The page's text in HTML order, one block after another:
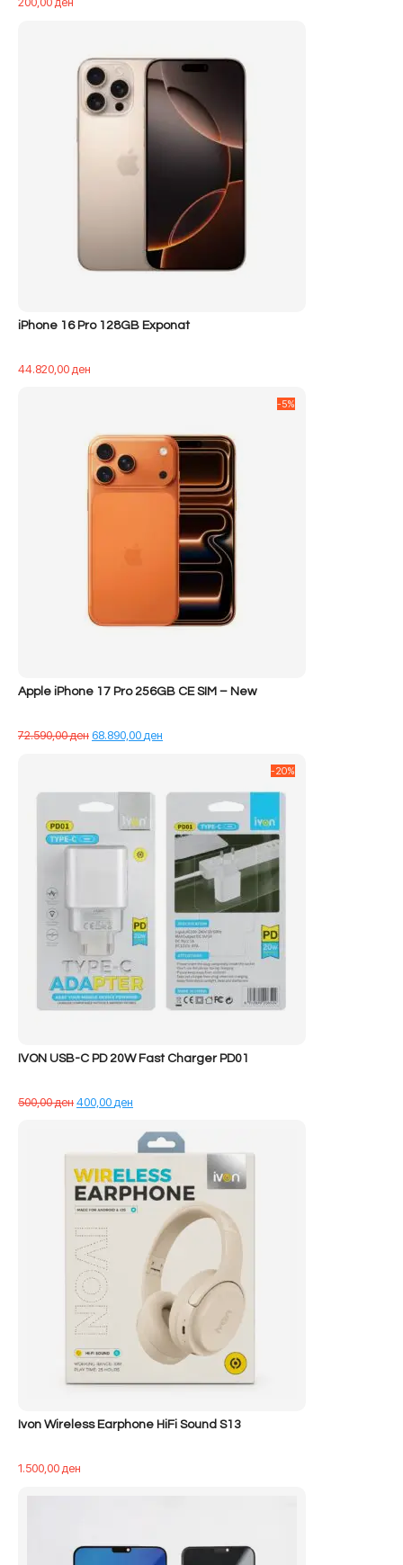
iPhone 16 Pro 128GB Exponat
44.820,00ден
Apple iPhone 17 Pro 256GB CE SIM – New
72.590,00денÇmimi
68.890,00ден
68.890,00 ден.
-5%
IVON USB-C PD 20W Fast Charger PD01
500,00денÇmimi
400,00ден
tanishëm
është:
-20%
Ivon Wireless Earphone HiFi Sound S13
1.500,00ден